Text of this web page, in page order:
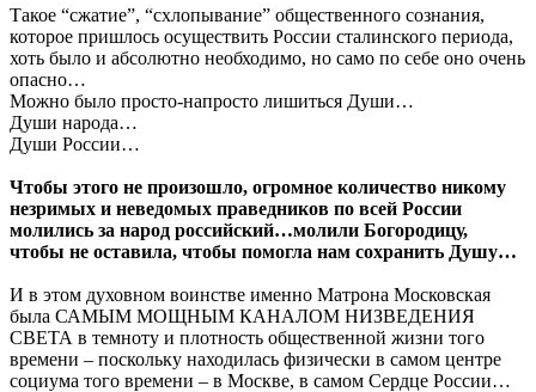
Такое “сжатие”, “схлопывание” общественного сознания,
которое пришлось осуществить России сталинского периода,
хоть было и абсолютно необходимо, но само по себе оно очень
опасно…
Можно было просто-напросто лишиться Души…
Души народа…
Души России…
Чтобы этого не произошло, огромное количество никому
незримых и неведомых праведников по всей России
молились за народ российский…молили Богородицу,
чтобы не оставила, чтобы помогла нам сохранить Душу…
И в этом духовном воинстве именно Матрона Московская
была САМЫМ МОЩНЫМ КАНАЛОМ НИЗВЕДЕНИЯ
СВЕТА в темноту и плотность общественной жизни того
времени – поскольку находилась физически в самом центре
социума того времени – в Москве, в самом Сердце России…